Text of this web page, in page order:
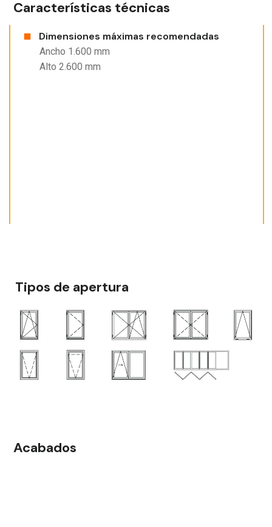
Características técnicas
Dimensiones máximas recomendadas
Ancho 1.600 mm
Alto 2.600 mm
Tipos de apertura
Acabados